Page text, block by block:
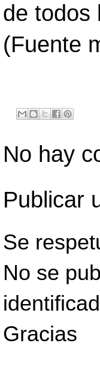
de todos
(Fuente
No hay
Publicar
Se
No se
Gracias